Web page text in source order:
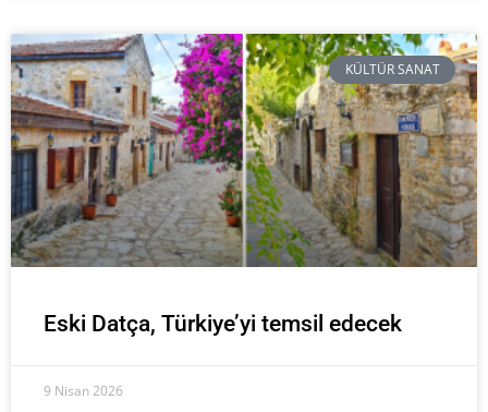
KÜLTÜR SANAT
Eski Datça, Türkiye’yi temsil edecek
9 Nisan 2026